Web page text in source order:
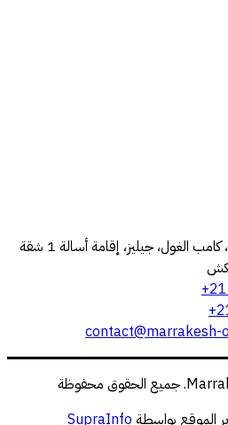
شارع محمد السادس، كامب الغول، جيليز، إقامة أسالة 1 شقة
contact@marrakesh-
الموقع بواسطة SupraInfo